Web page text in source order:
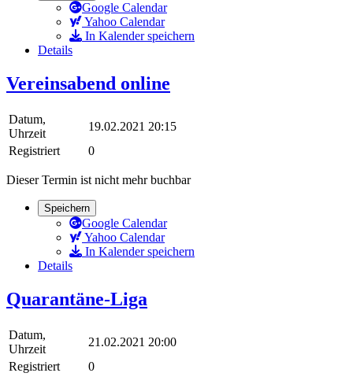
Google Calendar
Yahoo Calendar
In Kalender speichern
Details
Vereinsabend online
Datum,
Uhrzeit
19.02.2021 20:15
Registriert
0
Dieser Termin ist nicht mehr buchbar
Speichern
Google Calendar
Yahoo Calendar
In Kalender speichern
Details
Quarantäne-Liga
Datum,
Uhrzeit
21.02.2021 20:00
Registriert
0